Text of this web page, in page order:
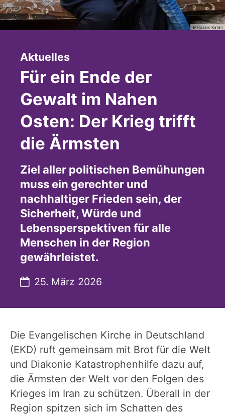
© Hosam Katan
Aktuelles:
Für ein Ende der
Gewalt im Nahen
Osten: Der Krieg trifft
die Ärmsten
Ziel aller politischen Bemühungen
muss ein gerechter und
nachhaltiger Frieden sein, der
Sicherheit, Würde und
Lebensperspektiven für alle
Menschen in der Region
gewährleistet.
Datum:
25. März 2026
Die Evangelischen Kirche in Deutschland
(EKD) ruft gemeinsam mit Brot für die Welt
und Diakonie Katastrophenhilfe dazu auf,
die Ärmsten der Welt vor den Folgen des
Krieges im Iran zu schützen. Überall in der
Region spitzen sich im Schatten des